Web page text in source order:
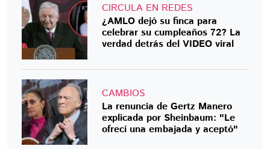
CIRCULA EN REDES
¿AMLO dejó su finca para
celebrar su cumpleaños 72? La
verdad detrás del VIDEO viral
CAMBIOS
La renuncia de Gertz Manero
explicada por Sheinbaum: "Le
ofrecí una embajada y aceptó"